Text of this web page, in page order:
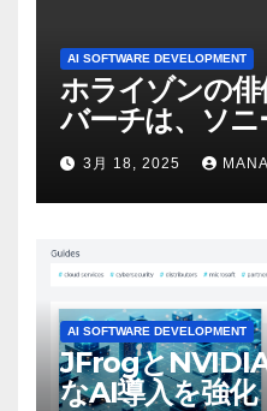
AI SOFTWARE DEVELOPMENT
ホライゾンの俳
バーチは、ソ
ビデオを見て「
マンスという芸
感じた」と語る
3月 18, 2025
AI SOFTWARE DEVELOPMENT
JFrogと
なAI導入を強化